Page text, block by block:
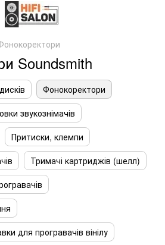
Soundsmith
Фонокоректори
звукознімачів
Притиски, клемпи
Тримачі картриджів (шелл)
для програвачів вінілу